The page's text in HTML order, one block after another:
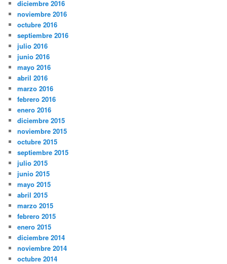
diciembre 2016
noviembre 2016
octubre 2016
septiembre 2016
julio 2016
junio 2016
mayo 2016
abril 2016
marzo 2016
febrero 2016
enero 2016
diciembre 2015
noviembre 2015
octubre 2015
septiembre 2015
julio 2015
junio 2015
mayo 2015
abril 2015
marzo 2015
febrero 2015
enero 2015
diciembre 2014
noviembre 2014
octubre 2014